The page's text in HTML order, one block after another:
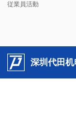
従業員活動
深圳代田机